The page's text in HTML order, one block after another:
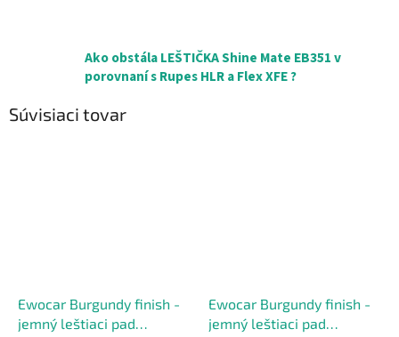
Ako obstála LEŠTIČKA Shine Mate EB351 v
porovnaní s Rupes HLR a Flex XFE ?
Súvisiaci tovar
Ewocar Burgundy finish -
jemný leštiaci pad
Ewocar Burgundy finish -
jemný leštiaci pad